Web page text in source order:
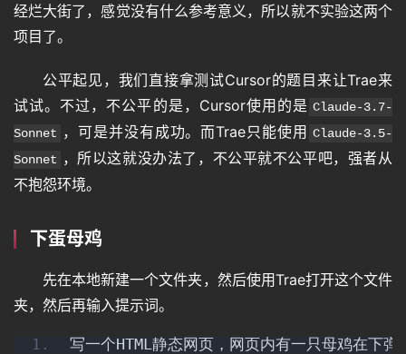
经烂大街了，感觉没有什么参考意义，所以就不实验这两个
项目了。
公平起见，我们直接拿测试Cursor的题目来让Trae来
试试。不过，不公平的是，Cursor使用的是 Claude-3.7-
Sonnet ，可是并没有成功。而Trae只能使用 Claude-3.5-
Sonnet ，所以这就没办法了，不公平就不公平吧，强者从
不抱怨环境。
下蛋母鸡
先在本地新建一个文件夹，然后使用Trae打开这个文件
夹，然后再输入提示词。
写一个HTML静态网页，网页内有一只母鸡在下